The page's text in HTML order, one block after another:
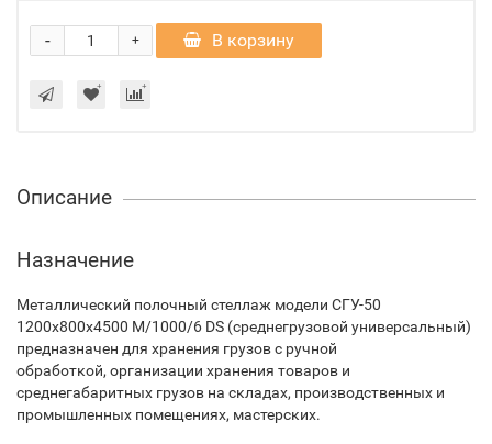
+
- В корзину
Описание
Назначение
Металлический полочный стеллаж модели СГУ-50
1200х800х4500 М/1000/6 DS (среднегрузовой универсальный)
предназначен для хранения грузов с ручной
обработкой, организации хранения товаров и
среднегабаритных грузов на складах, производственных и
промышленных помещениях, мастерских.